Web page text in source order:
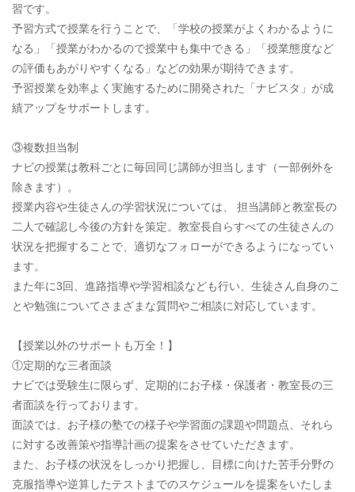
習です。
予習方式で授業を行うことで、「学校の授業がよくわかるように
なる」「授業がわかるので授業中も集中できる」「授業態度など
の評価もあがりやすくなる」などの効果が期待できます。
予習授業を効率よく実施するために開発された「ナビスタ」が成
績アップをサポートします。
③複数担当制
ナビの授業は教科ごとに毎回同じ講師が担当します（一部例外を
除きます）。
授業内容や生徒さんの学習状況については、 担当講師と教室長の
二人で確認し今後の方針を策定。教室長自らすべての生徒さんの
状況を把握することで、適切なフォローができるようになってい
ます。
また年に3回、進路指導や学習相談なども行い、生徒さん自身のこ
とや勉強についてさまざまな質問やご相談に対応しています。
【授業以外のサポートも万全！】
①定期的な三者面談
ナビでは受験生に限らず、定期的にお子様・保護者・教室長の三
者面談を行っております。
面談では、お子様の塾での様子や学習面の課題や問題点、それら
に対する改善策や指導計画の提案をさせていただきます。
また、お子様の状況をしっかり把握し、目標に向けた苦手分野の
克服指導や逆算したテストまでのスケジュールを提案をいたしま